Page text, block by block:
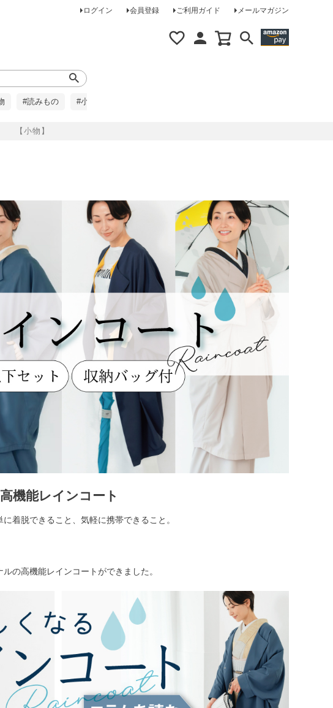
ログイン 会員登録 ご利用ガイド メールマガジン
【小物】
#読みもの #小柄な方に
機能レインコート
着脱できること、気軽に携帯できること。
の高機能レインコートができました。